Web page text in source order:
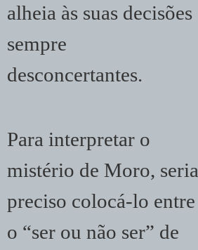
alheia às suas decisões
sempre
desconcertantes.
Para interpretar o
mistério de Moro, seria
preciso colocá-lo entre
o “ser ou não ser” de